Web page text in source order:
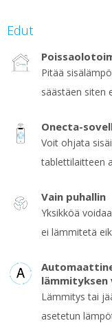
Edut
Pitää
säästäen siten
Onecta-
Voit ohjata
tablettilaitteen
Vain puhallin
Yksikköä
ei lämmitetä
lämmityksen
Lämmitys tai
asetetun